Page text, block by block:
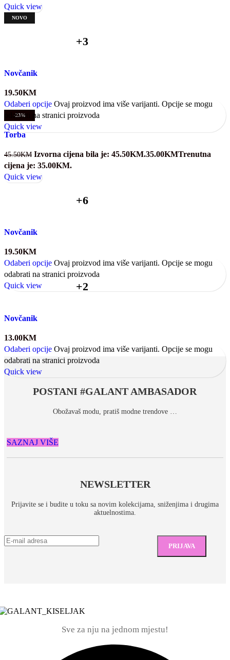
Quick view
NOVO
+3
Novčanik
19.50KM
Odaberi opcije Ovaj proizvod ima više varijanti. Opcije se mogu
odabrati na stranici proizvoda
Quick view
-23%
Torba
45.50KM Izvorna cijena bila je: 45.50KM.35.00KMTrenutna
cijena je: 35.00KM.
Quick view
+6
Novčanik
19.50KM
Odaberi opcije Ovaj proizvod ima više varijanti. Opcije se mogu
odabrati na stranici proizvoda
Quick view
+2
Novčanik
13.00KM
Odaberi opcije Ovaj proizvod ima više varijanti. Opcije se mogu
odabrati na stranici proizvoda
Quick view
POSTANI #GALANT AMBASADOR
Obožavaš modu, pratiš modne trendove …
SAZNAJ VIŠE
NEWSLETTER
Prijavite se i budite u toku sa novim kolekcijama, sniženjima i drugima
aktuelnostima.
Sve za nju na jednom mjestu!